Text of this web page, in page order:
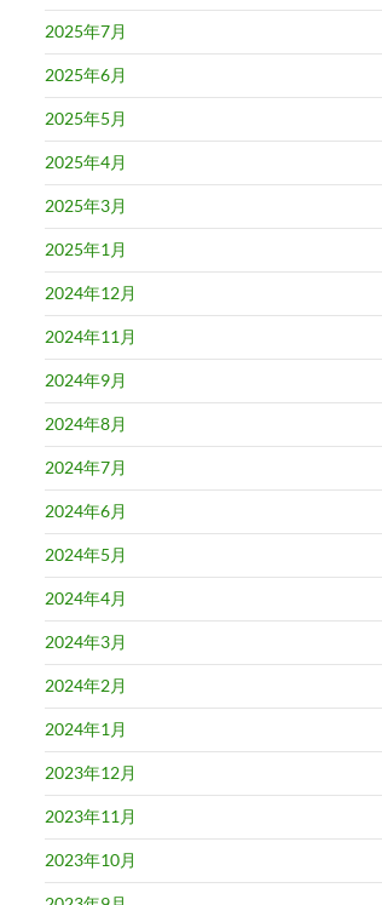
2025年7月
2025年6月
2025年5月
2025年4月
2025年3月
2025年1月
2024年12月
2024年11月
2024年9月
2024年8月
2024年7月
2024年6月
2024年5月
2024年4月
2024年3月
2024年2月
2024年1月
2023年12月
2023年11月
2023年10月